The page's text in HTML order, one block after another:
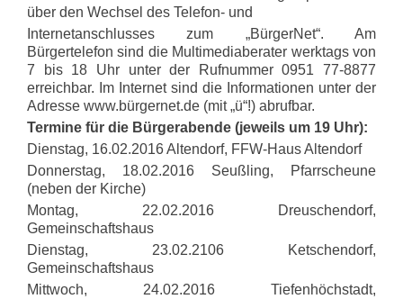
über den Wechsel des Telefon- und
Internetanschlusses zum „BürgerNet“. Am
Bürgertelefon sind die Multimediaberater werktags von
7 bis 18 Uhr unter der Rufnummer 0951 77-8877
erreichbar. Im Internet sind die Informationen unter der
Adresse www.bürgernet.de (mit „ü“!) abrufbar.
Termine für die Bürgerabende (jeweils um 19 Uhr):
Dienstag, 16.02.2016 Altendorf, FFW-Haus Altendorf
Donnerstag, 18.02.2016 Seußling, Pfarrscheune
(neben der Kirche)
Montag, 22.02.2016 Dreuschendorf,
Gemeinschaftshaus
Dienstag, 23.02.2106 Ketschendorf,
Gemeinschaftshaus
Mittwoch, 24.02.2016 Tiefenhöchstadt,